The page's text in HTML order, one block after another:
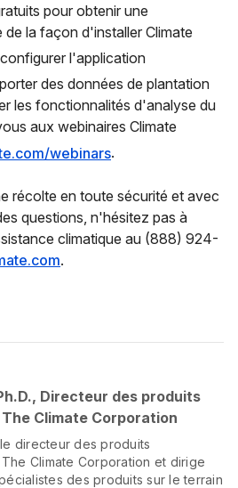
pour obtenir une
la façon d'installer Climate
l'application
des données de plantation
les fonctionnalités d'analyse du
aux webinaires Climate
webinars.
récolte en toute sécurité et avec
questions, n'hésitez pas à
climatique au (888) 924-
.
Directeur des produits
Climate Corporation
directeur des produits
Climate Corporation et dirige
des produits sur le terrain